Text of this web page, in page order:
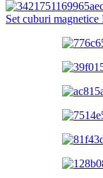
Set cuburi